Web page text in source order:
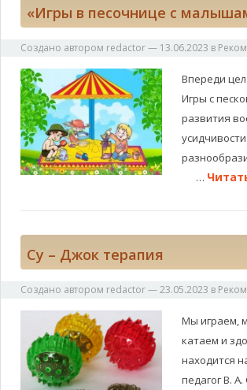
«Игры в песочнице с
Создано автором redactor— 13.06.2023 в
Впереди
Игры с
развития
…
Су – Джок терапия
Создано автором redactor—23.05.2023 в
Мы играем,
катаем и
находится
педагог В.